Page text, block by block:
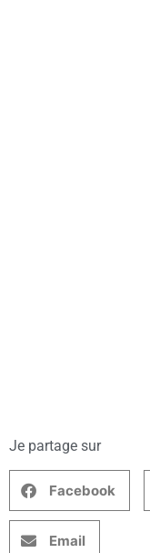
Je partage sur
Facebook
Email